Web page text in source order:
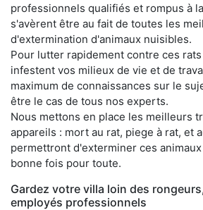
professionnels qualifiés et rompus à
s'avèrent être au fait de toutes les
d'extermination d'animaux nuisibles.
Pour lutter rapidement contre ces
infestent vos milieux de vie et de
maximum de connaissances sur le
être le cas de tous nos experts.
Nous mettons en place les meilleurs
appareils : mort au rat, piege à rat, et
permettront d'exterminer ces
bonne fois pour toute.
Gardez votre villa loin des
employés professionnels